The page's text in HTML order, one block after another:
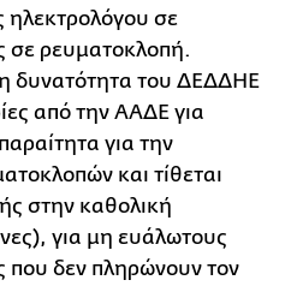
ηλεκτρολόγου σε
σε ρευματοκλοπή.
η δυνατότητα του ΔΕΔΔΗΕ
από την ΑΑΔΕ για
για την
και τίθεται
στην καθολική
για μη ευάλωτους
που δεν πληρώνουν τον